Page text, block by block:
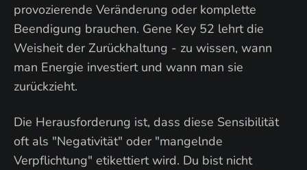
provozierende Veränderung oder komplette
Beendigung brauchen. Gene Key 52 lehrt die
Weisheit der Zurückhaltung - zu wissen, wann
man Energie investiert und wann man sie
zurückzieht.
Die Herausforderung ist, dass diese Sensibilität
oft als "Negativität" oder "mangelnde
Verpflichtung" etikettiert wird. Du bist nicht